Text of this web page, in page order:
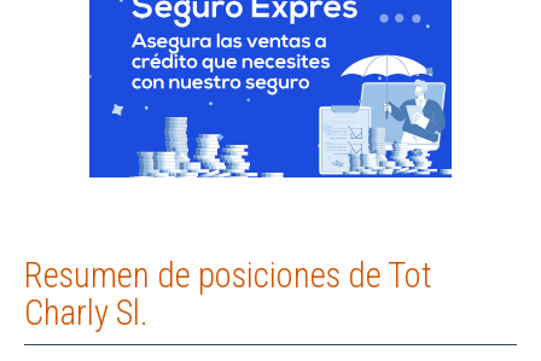
Resumen de posiciones de Tot
Charly Sl.